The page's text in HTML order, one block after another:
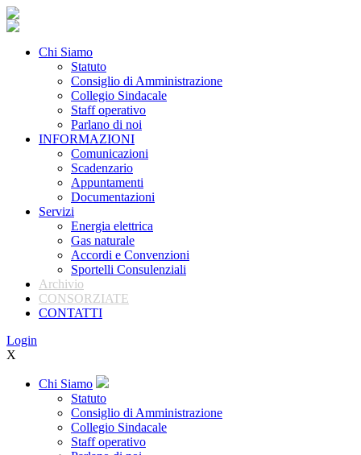
Chi Siamo
Statuto
Consiglio di Amministrazione
Collegio Sindacale
Staff operativo
Parlano di noi
INFORMAZIONI
Comunicazioni
Scadenzario
Appuntamenti
Documentazioni
Servizi
Energia elettrica
Gas naturale
Accordi e Convenzioni
Sportelli Consulenziali
Archivio
CONSORZIATE
CONTATTI
Login
X
Chi Siamo
Statuto
Consiglio di Amministrazione
Collegio Sindacale
Staff operativo